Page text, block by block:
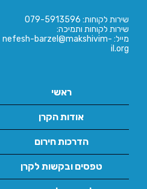
שירות לקוחות: 079-5913596
שירות לקוחות ותמיכה:
מייל: nefesh-barzel@makshivim-
il.org
ראשי
אודות הקרן
הדרכות חירום
טפסים ובקשות לקרן